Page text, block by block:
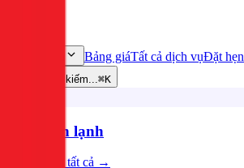
Bảng giáTất cả dịch vụĐặt hẹn
Tìm kiếm...⌘K
Điện lạnh
Xem tất cả →